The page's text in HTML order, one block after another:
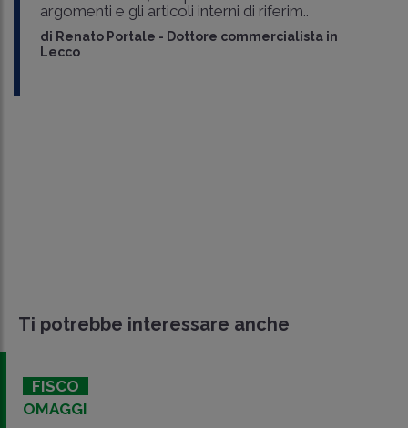
argomenti e gli articoli interni di riferim..
di Renato Portale - Dottore commercialista in
Lecco
Ti potrebbe interessare anche
FISCO
OMAGGI